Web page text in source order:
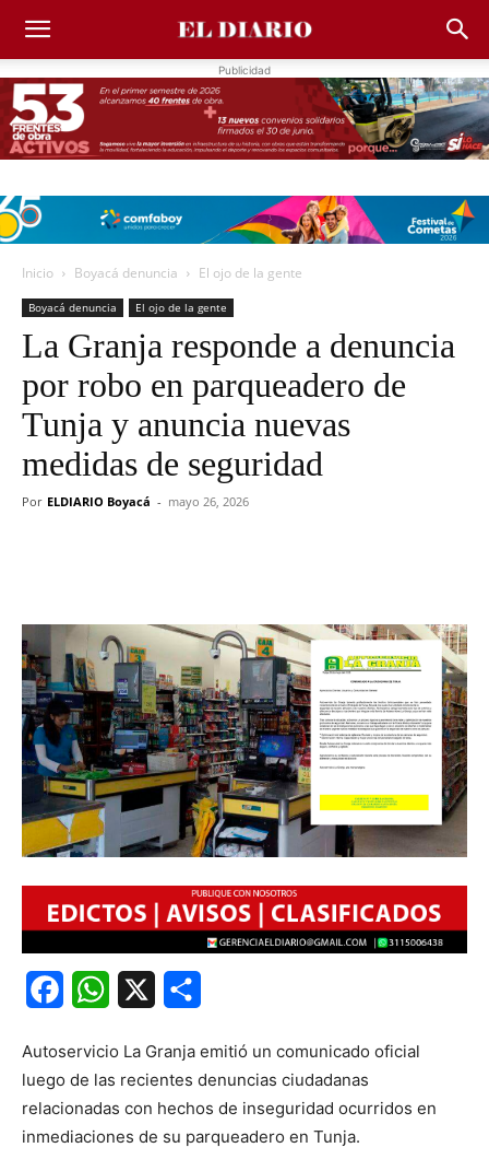
Publicidad
Inicio Boyacá denuncia El ojo de la gente
Boyacá denuncia El ojo de la gente
La Granja responde a denuncia
por robo en parqueadero de
Tunja y anuncia nuevas
medidas de seguridad
Por ELDIARIO Boyacá - mayo 26, 2026
FacebookWhatsApp
Autoservicio La Granja emitió un comunicado oficial
luego de las recientes denuncias ciudadanas
relacionadas con hechos de inseguridad ocurridos en
inmediaciones de su parqueadero en Tunja.